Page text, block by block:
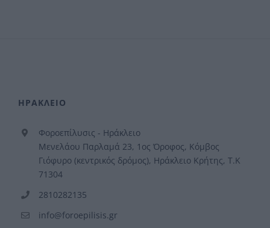
ΗΡΑΚΛΕΙΟ
Φοροεπίλυσις - Ηράκλειο
Μενελάου Παρλαμά 23, 1ος Όροφος, Κόμβος
Γιόφυρο (κεντρικός δρόμος), Ηράκλειο Κρήτης, Τ.Κ
71304
2810282135
info@foroepilisis.gr